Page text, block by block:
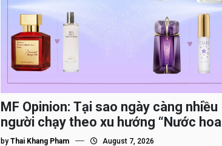
MF Opinion: Tại sao ngày càng nhiều
người chạy theo xu hướng “Nước hoa
Dupe”?
by Thai Khang Pham August 7, 2026